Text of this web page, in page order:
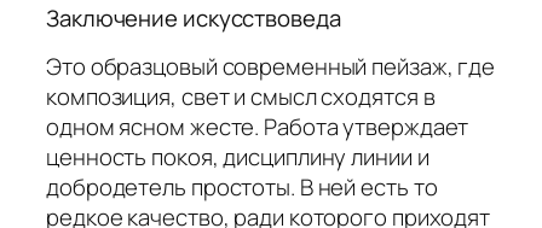
Заключение искусствоведа
Это образцовый современный пейзаж, где
композиция, свет и смысл сходятся в
одном ясном жесте. Работа утверждает
ценность покоя, дисциплину линии и
добродетель простоты. В ней есть то
редкое качество, ради которого приходят